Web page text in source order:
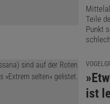
Teile
Punkt
:
ist